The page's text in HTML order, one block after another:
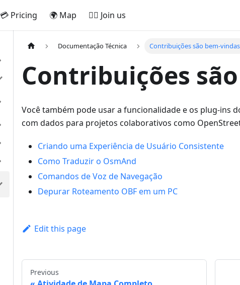
💳 Pricing 🌍 Map 🚵‍♂️ Join us
Documentação Técnica Contribuições são bem-
Contribuições
Você também pode usar a funcionalidade e os plug-ins
com dados para projetos colaborativos como
Criando uma Experiência de Usuário Consistente
Como Traduzir o OsmAnd
Comandos de Voz de Navegação
Depurar Roteamento OBF em um PC
Edit this page
Previous